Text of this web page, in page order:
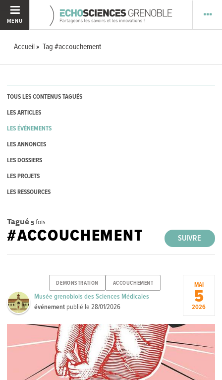
MENU
Accueil Tag #accouchement
TOUS LES CONTENUS TAGUÉS
LES ARTICLES
LES ÉVÉNEMENTS
LES ANNONCES
LES DOSSIERS
LES PROJETS
LES RESSOURCES
Tagué 5fois
SUIVRE
#ACCOUCHEMENT
DEMONSTRATION ACCOUCHEMENT
Musée grenoblois des Sciences Médicales
événement publié le28/01/2026
MAI
5
2026